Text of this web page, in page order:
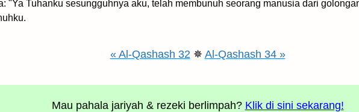
"Ya Tuhanku sesungguhnya aku, telah membunuh seorang manusia dari
« Al-Qashash 32✵ Al-Qashash 34 »
Mau pahala jariyah & rezeki berlimpah? Klik di sini sekarang!